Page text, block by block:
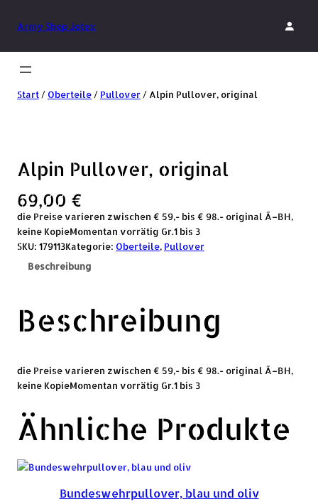
Army Shop Jotex
Start/ Oberteile/ Pullover/ Alpin Pullover, original
Alpin Pullover, original
69,00 €
die Preise varieren zwischen € 59,- bis € 98.- original Ã–BH,
keine KopieMomentan vorrätig Gr.1 bis 3
SKU: 179113Kategorie: Oberteile, Pullover
Beschreibung
Beschreibung
die Preise varieren zwischen € 59,- bis € 98.- original Ã–BH,
keine KopieMomentan vorrätig Gr.1 bis 3
Ähnliche Produkte
Bundeswehrpullover, blau und oliv